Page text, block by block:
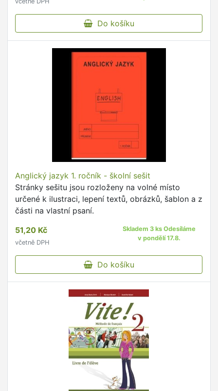
Do košíku
Anglický jazyk 1. ročník - školní sešit
Stránky sešitu jsou rozloženy na volné místo
určené k ilustraci, lepení textů, obrázků, šablon a z
části na vlastní psaní.
51,20 Kč
včetně DPH
Skladem 3 ks Odesíláme
v pondělí 17.8.
Do košíku